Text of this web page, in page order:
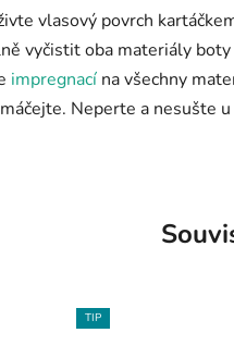
vlasový povrch
vyčistit oba materiály
impregnací na všechny
Neperte a nesušte
TIP